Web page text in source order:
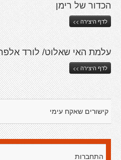
הכדור של רימן
לדף היצירה >>
עלמת האי שאלוט/ לורד
לדף היצירה >>
קישורים שאקח עימי
התחברות